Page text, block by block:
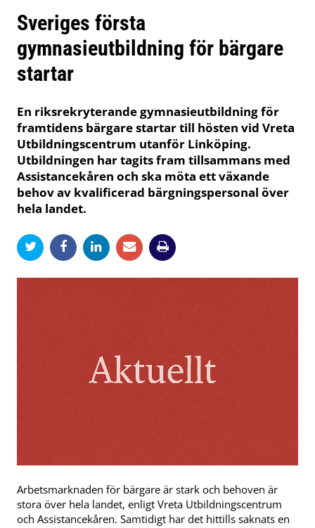
Sveriges första
gymnasieutbildning för bärgare
startar
En riksrekryterande gymnasieutbildning för
framtidens bärgare startar till hösten vid Vreta
Utbildningscentrum utanför Linköping.
Utbildningen har tagits fram tillsammans med
Assistancekåren och ska möta ett växande
behov av kvalificerad bärgningspersonal över
hela landet.
Arbetsmarknaden för bärgare är stark och behoven är
stora över hela landet, enligt Vreta Utbildningscentrum
och Assistancekåren. Samtidigt har det hittills saknats en